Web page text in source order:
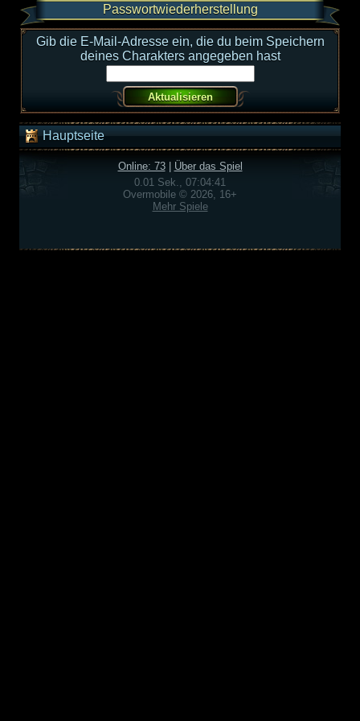
Passwortwiederherstellung
Gib die E-Mail-Adresse ein, die du beim Speichern
deines Charakters angegeben hast
Hauptseite
Online: 73| Über das Spiel
0.01 Sek., 07:04:41
Overmobile © 2026, 16+
Mehr Spiele